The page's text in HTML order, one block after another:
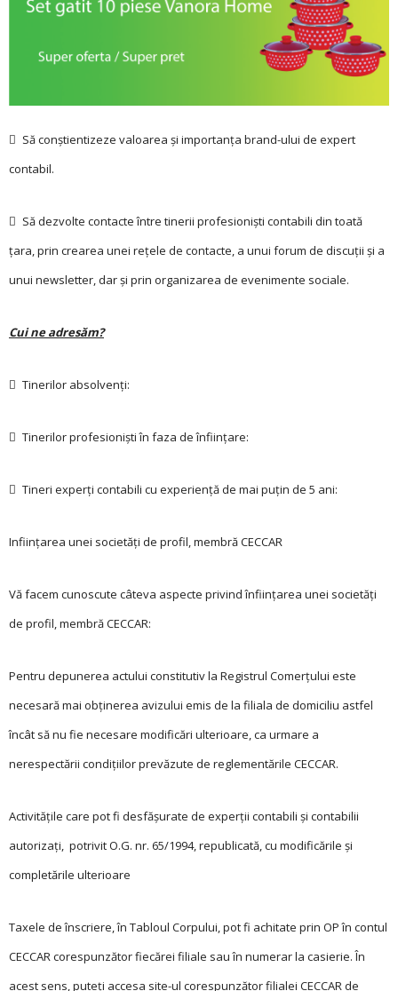
 Să conştientizeze va­loa­rea şi importanţa brand-ului de expert
contabil.
 Să dezvolte contacte între tinerii profesionişti contabili din toată
ţara, prin crearea unei reţele de contacte, a unui forum de discuţii şi a
unui newsletter, dar şi prin organizarea de evenimente sociale.
Cui ne adresăm?
 Tinerilor absolvenţi:
 Tinerilor profesionişti în faza de înfiinţare:
 Tineri experţi contabili cu experienţă de mai puţin de 5 ani:
Infiinţarea unei societăţi de profil, membră CECCAR
Vă facem cunoscute câteva aspecte privind înfiinţarea unei societăţi
de profil, membră CECCAR:
Pentru depunerea actului constitutiv la Registrul Comerţului este
necesară mai obţinerea avizului emis de la filiala de domiciliu astfel
încât să nu fie necesare modificări ulterioare, ca urmare a
nerespectării condiţiilor prevăzute de reglementările CECCAR.
Activităţile care pot fi desfășurate de experţii contabili și contabilii
autorizaţi, potrivit O.G. nr. 65/1994, republicată, cu modificările și
completările ulterioare
Taxele de înscriere, în Tabloul Corpului, pot fi achitate prin OP în contul
CECCAR corespunzător fiecărei filiale sau în numerar la casierie. În
acest sens, puteţi accesa site-ul corespunzător filialei CECCAR de